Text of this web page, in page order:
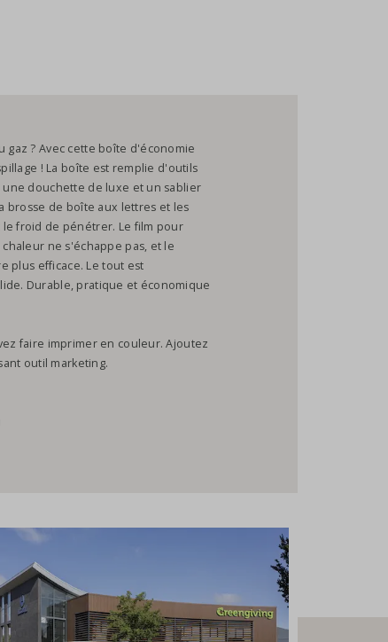
? Avec cette boîte d'économie
! La boîte est remplie d'outils
douchette de luxe et un sablier
brosse de boîte aux lettres et les
froid de pénétrer. Le film pour
ne s'échappe pas, et le
plus efficace. Le tout est
Durable, pratique et économique
faire imprimer en couleur. Ajoutez
outil marketing.